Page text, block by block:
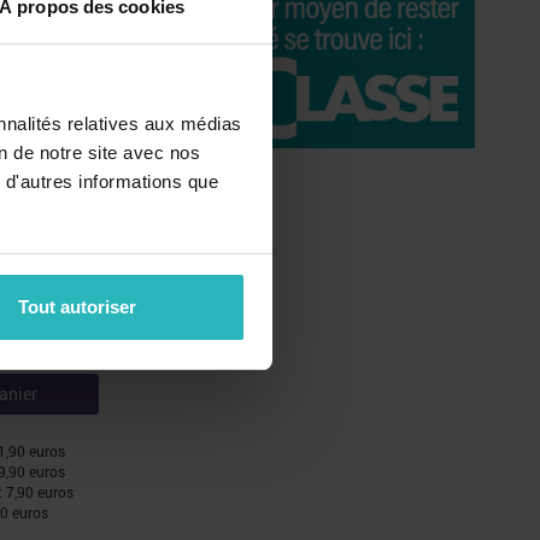
À propos des cookies
relatives aux médias
de notre site avec nos
informations que
Tout autoriser
11,90 €
euros
euros
euros
euros
7,90 euros
euros